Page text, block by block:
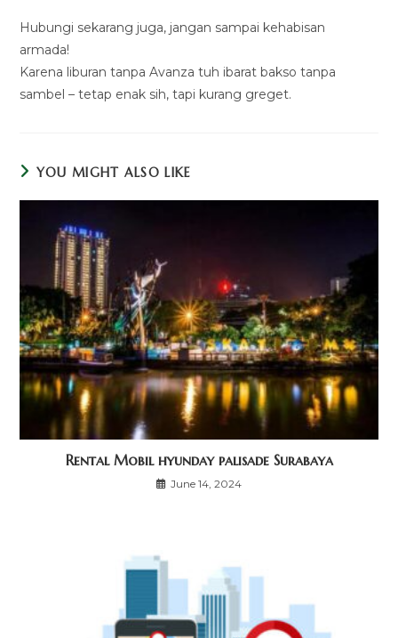
Hubungi sekarang juga, jangan sampai kehabisan
armada!
Karena liburan tanpa Avanza tuh ibarat bakso tanpa
sambel – tetap enak sih, tapi kurang greget.
YOU MIGHT ALSO LIKE
Rental Mobil hyunday palisade Surabaya
June 14, 2024